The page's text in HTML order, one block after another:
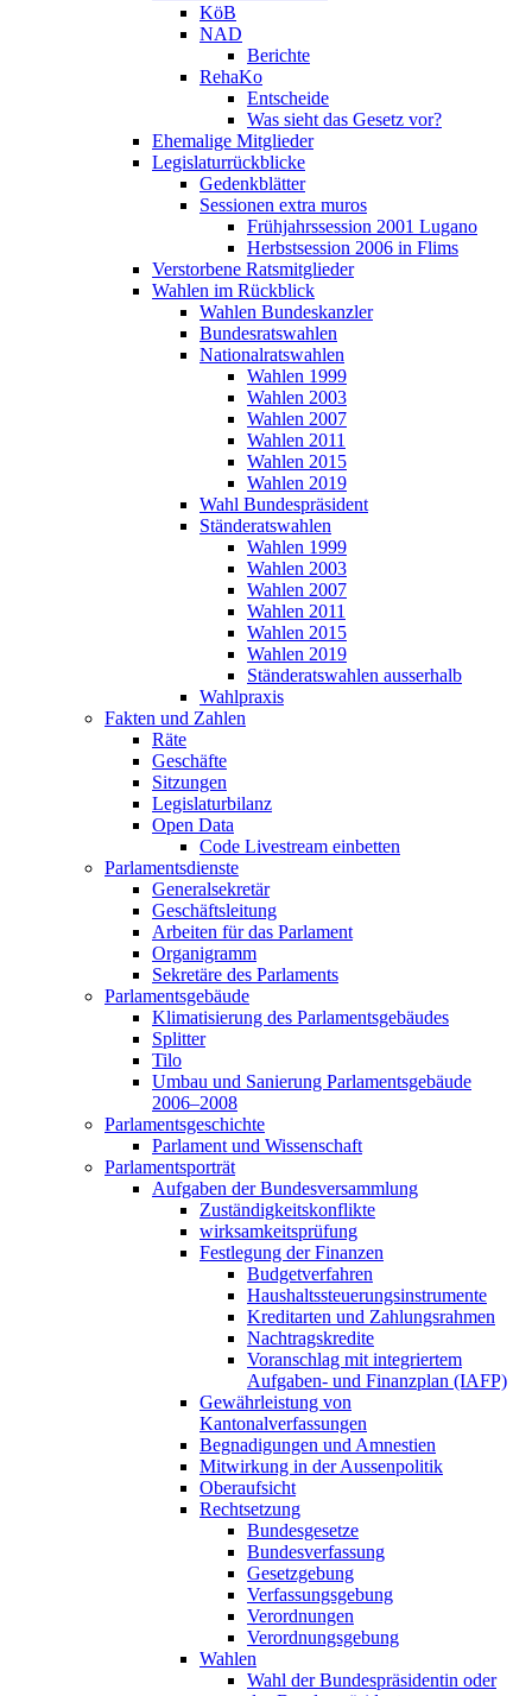
KöB
NAD
Berichte
RehaKo
Entscheide
Was sieht das Gesetz vor?
Ehemalige Mitglieder
Legislaturrückblicke
Gedenkblätter
Sessionen extra muros
Frühjahrssession 2001 Lugano
Herbstsession 2006 in Flims
Verstorbene Ratsmitglieder
Wahlen im Rückblick
Wahlen Bundeskanzler
Bundesratswahlen
Nationalratswahlen
Wahlen 1999
Wahlen 2003
Wahlen 2007
Wahlen 2011
Wahlen 2015
Wahlen 2019
Wahl Bundespräsident
Ständeratswahlen
Wahlen 1999
Wahlen 2003
Wahlen 2007
Wahlen 2011
Wahlen 2015
Wahlen 2019
Ständeratswahlen ausserhalb
Wahlpraxis
Fakten und Zahlen
Räte
Geschäfte
Sitzungen
Legislaturbilanz
Open Data
Code Livestream einbetten
Parlamentsdienste
Generalsekretär
Geschäftsleitung
Arbeiten für das Parlament
Organigramm
Sekretäre des Parlaments
Parlamentsgebäude
Klimatisierung des Parlamentsgebäudes
Splitter
Tilo
Umbau und Sanierung Parlamentsgebäude
2006–2008
Parlamentsgeschichte
Parlament und Wissenschaft
Parlamentsporträt
Aufgaben der Bundesversammlung
Zuständigkeitskonflikte
wirksamkeitsprüfung
Festlegung der Finanzen
Budgetverfahren
Haushaltssteuerungsinstrumente
Kreditarten und Zahlungsrahmen
Nachtragskredite
Voranschlag mit integriertem
Aufgaben- und Finanzplan (IAFP)
Gewährleistung von
Kantonalverfassungen
Begnadigungen und Amnestien
Mitwirkung in der Aussenpolitik
Oberaufsicht
Rechtsetzung
Bundesgesetze
Bundesverfassung
Gesetzgebung
Verfassungsgebung
Verordnungen
Verordnungsgebung
Wahlen
Wahl der Bundespräsidentin oder